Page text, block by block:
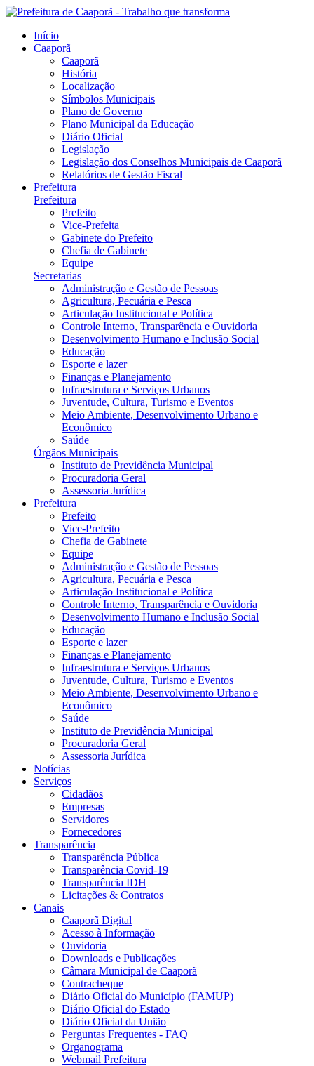
Início
Caaporã
Caaporã
História
Localização
Símbolos Municipais
Plano de Governo
Plano Municipal da Educação
Diário Oficial
Legislação
Legislação dos Conselhos Municipais de Caaporã
Relatórios de Gestão Fiscal
Prefeitura
Prefeitura
Prefeito
Vice-Prefeita
Gabinete do Prefeito
Chefia de Gabinete
Equipe
Secretarias
Administração e Gestão de Pessoas
Agricultura, Pecuária e Pesca
Articulação Institucional e Política
Controle Interno, Transparência e Ouvidoria
Desenvolvimento Humano e Inclusão Social
Educação
Esporte e lazer
Finanças e Planejamento
Infraestrutura e Serviços Urbanos
Juventude, Cultura, Turismo e Eventos
Meio Ambiente, Desenvolvimento Urbano e
Econômico
Saúde
Órgãos Municipais
Instituto de Previdência Municipal
Procuradoria Geral
Assessoria Jurídica
Prefeitura
Prefeito
Vice-Prefeito
Chefia de Gabinete
Equipe
Administração e Gestão de Pessoas
Agricultura, Pecuária e Pesca
Articulação Institucional e Política
Controle Interno, Transparência e Ouvidoria
Desenvolvimento Humano e Inclusão Social
Educação
Esporte e lazer
Finanças e Planejamento
Infraestrutura e Serviços Urbanos
Juventude, Cultura, Turismo e Eventos
Meio Ambiente, Desenvolvimento Urbano e
Econômico
Saúde
Instituto de Previdência Municipal
Procuradoria Geral
Assessoria Jurídica
Notícias
Serviços
Cidadãos
Empresas
Servidores
Fornecedores
Transparência
Transparência Pública
Transparência Covid-19
Transparência IDH
Licitações & Contratos
Canais
Caaporã Digital
Acesso à Informação
Ouvidoria
Downloads e Publicações
Câmara Municipal de Caaporã
Contracheque
Diário Oficial do Município (FAMUP)
Diário Oficial do Estado
Diário Oficial da União
Perguntas Frequentes - FAQ
Organograma
Webmail Prefeitura